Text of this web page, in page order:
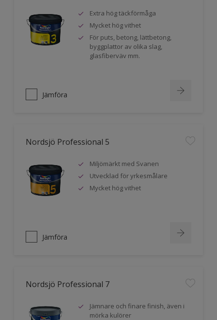
Extra hög täckförmåga
Mycket hög vithet
För puts, betong, lättbetong,
byggplattor av olika slag,
glasfiberväv mm.
Jämföra
Nordsjö Professional 5
Miljömärkt med Svanen
Utvecklad för yrkesmålare
Mycket hög vithet
Jämföra
Nordsjö Professional 7
Jämnare och finare finish, även i
mörka kulörer